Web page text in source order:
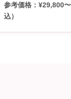
参考価格：¥29,800
込）